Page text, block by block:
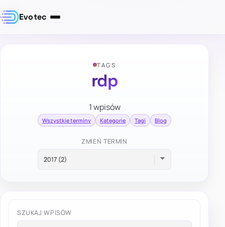
Evotec
TAGS
rdp
1 wpisów
Wszystkie terminy Kategorie Tagi Blog
ZMIEŃ TERMIN
SZUKAJ WPISÓW